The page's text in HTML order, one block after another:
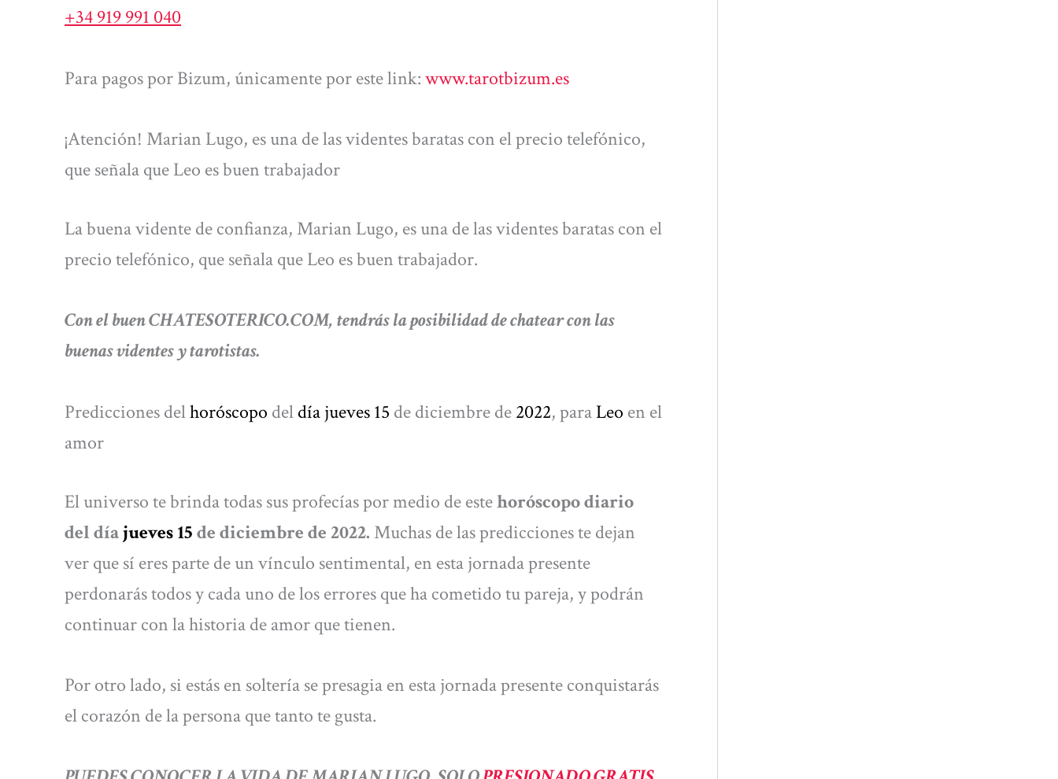
+34 919 991 040
Para pagos por Bizum, únicamente por este link:www.tarotbizum.es
¡Atención! Marian Lugo, es una de las videntes baratas con el precio telefónico,
que señala que Leo es buen trabajador
La buena vidente de confianza, Marian Lugo, es una de las videntes baratas con el
precio telefónico, que señala que Leo es buen trabajador.
Con el buen CHATESOTERICO.COM, tendrás la posibilidad de chatear con las
buenas videntes y tarotistas.
Predicciones delhoróscopo deldía jueves 15 de diciembre de2022, paraLeo en el
amor
El universo te brinda todas sus profecías por medio de estehoróscopo diario
del díajueves 15de diciembre de 2022.Muchas de las predicciones te dejan
ver que sí eres parte de un vínculo sentimental, en esta jornada presente
perdonarás todos y cada uno de los errores que ha cometido tu pareja, y podrán
continuar con la historia de amor que tienen.
Por otro lado, si estás en soltería se presagia en esta jornada presente conquistarás
el corazón de la persona que tanto te gusta.